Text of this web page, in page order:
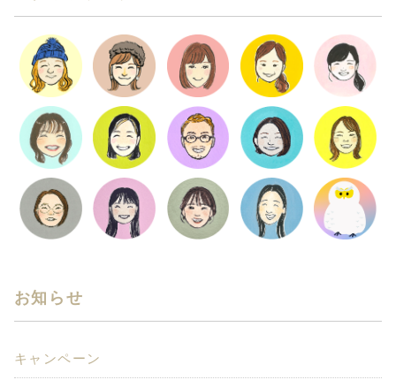
お知らせ
キャンペーン